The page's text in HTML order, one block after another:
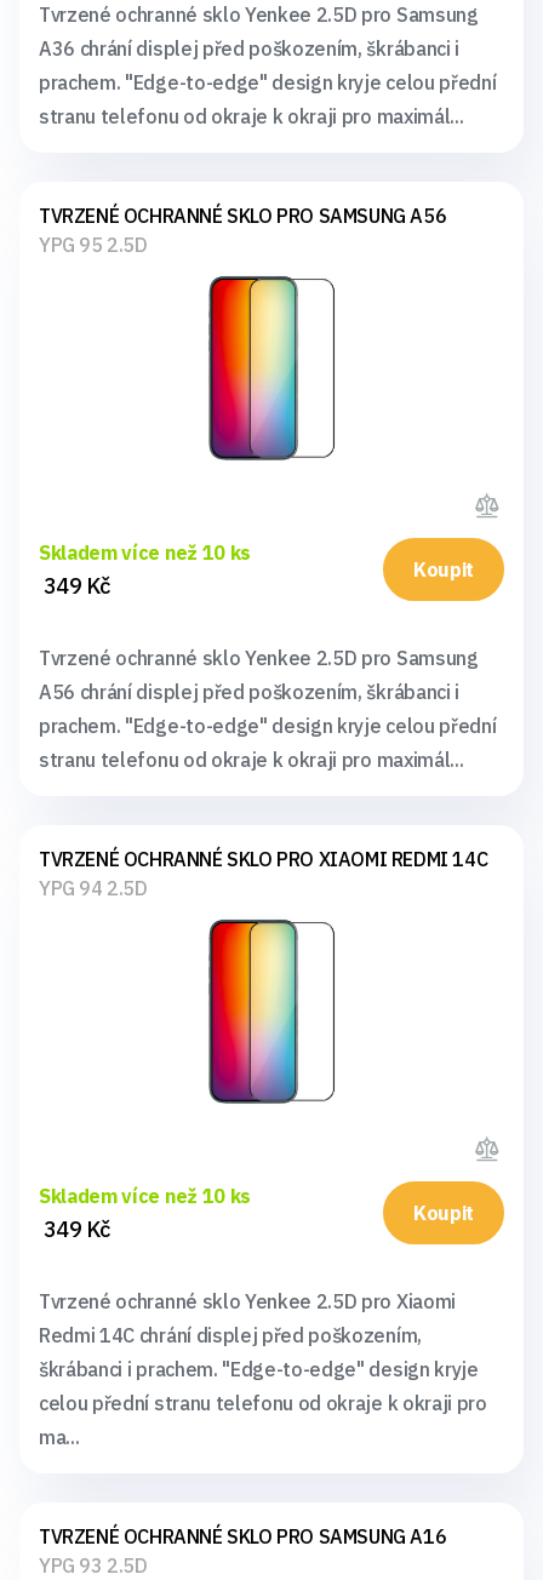
Tvrzené ochranné sklo Yenkee 2.5D pro Samsung
A36 chrání displej před poškozením, škrábanci i
prachem. "Edge-to-edge" design kryje celou přední
stranu telefonu od okraje k okraji pro maximál...
TVRZENÉ OCHRANNÉ SKLO PRO SAMSUNG A56
YPG 95 2.5D
Skladem více než 10 ks
349 Kč
Koupit
Tvrzené ochranné sklo Yenkee 2.5D pro Samsung
A56 chrání displej před poškozením, škrábanci i
prachem. "Edge-to-edge" design kryje celou přední
stranu telefonu od okraje k okraji pro maximál...
TVRZENÉ OCHRANNÉ SKLO PRO XIAOMI REDMI 14C
YPG 94 2.5D
Skladem více než 10 ks
349 Kč
Koupit
Tvrzené ochranné sklo Yenkee 2.5D pro Xiaomi
Redmi 14C chrání displej před poškozením,
škrábanci i prachem. "Edge-to-edge" design kryje
celou přední stranu telefonu od okraje k okraji pro
ma...
TVRZENÉ OCHRANNÉ SKLO PRO SAMSUNG A16
YPG 93 2.5D